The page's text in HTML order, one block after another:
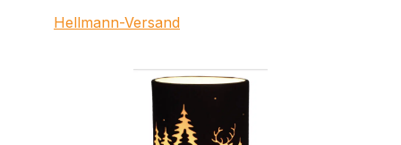
Hellmann-Versand
Bildergalerie überspringen